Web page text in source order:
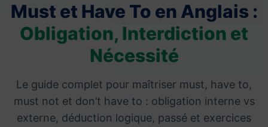
Must et Have To en Anglais :
Obligation, Interdiction et
Nécessité
Le guide complet pour maîtriser must, have to,
must not et don’t have to : obligation interne vs
externe, déduction logique, passé et exercices